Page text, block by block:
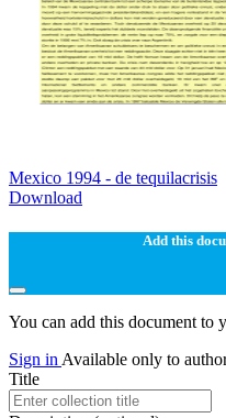
Mexico 1994 - de tequilacrisis
Download
Add this
You can add this document to
Sign in Available only to
Title